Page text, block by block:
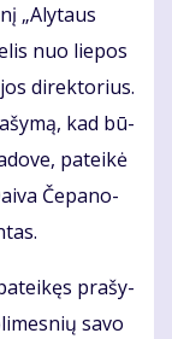
„Aly­taus
nuo lie­pos
di­rek­to­rius.
kad bū­
pa­tei­kė
Če­pa­no­
pra­šy­
sa­vo